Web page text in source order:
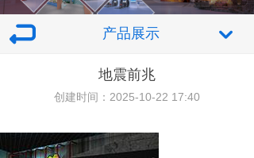
产品展示 낔
地震前兆
创建时间： 2025-10-22 17:40